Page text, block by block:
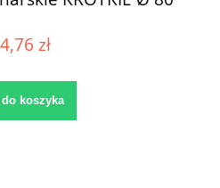
zł
do koszyka